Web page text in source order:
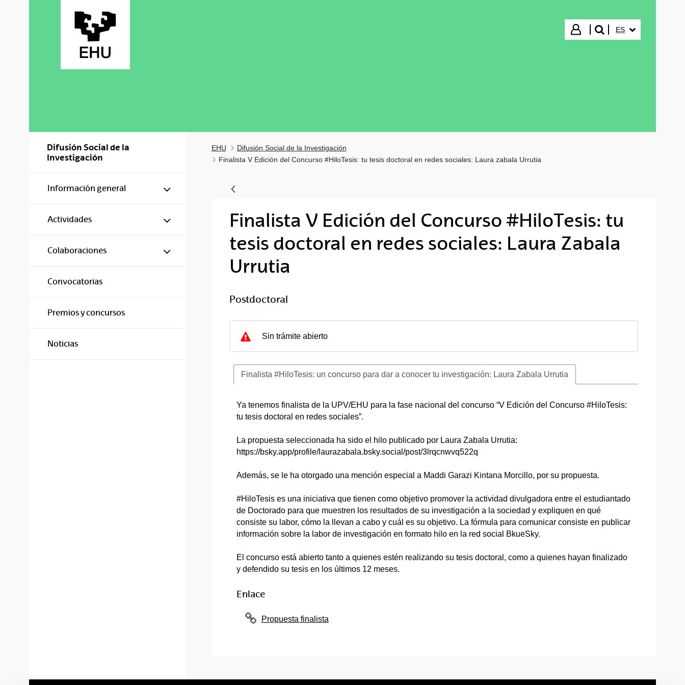
Iniciar sesión
buscar"
ES
Difusión Social de la
Investigación
Información general Mostrar/ocultar subpáginas
Actividades Mostrar/ocultar subpáginas
Colaboraciones Mostrar/ocultar subpáginas
Convocatorias
Premios y concursos
Noticias
EHU
Difusión Social de la Investigación
Finalista V Edición del Concurso #HiloTesis: tu tesis doctoral en redes sociales: Laura zabala Urrutia
Finalista V Edición del Concurso #HiloTesis: tu
tesis doctoral en redes sociales: Laura Zabala
Urrutia
Postdoctoral
Sin trámite abierto
Finalista #HiloTesis: un concurso para dar a conocer tu investigación: Laura Zabala Urrutia
Finalista #HiloTesis: un concurso para dar a conocer tu investigación: Laura
Ya tenemos finalista de la UPV/EHU para la fase nacional del concurso “V Edición del Concurso #HiloTesis:
tu tesis doctoral en redes sociales”.
La propuesta seleccionada ha sido el hilo publicado por Laura Zabala Urrutia:
https://bsky.app/profile/laurazabala.bsky.social/post/3lrqcnwvq522q
Además, se le ha otorgado una mención especial a Maddi Garazi Kintana Morcillo, por su propuesta.
#HiloTesis es una iniciativa que tienen como objetivo promover la actividad divulgadora entre el estudiantado
de Doctorado para que muestren los resultados de su investigación a la sociedad y expliquen en qué
consiste su labor, cómo la llevan a cabo y cuál es su objetivo. La fórmula para comunicar consiste en publicar
información sobre la labor de investigación en formato hilo en la red social BkueSky.
El concurso está abierto tanto a quienes estén realizando su tesis doctoral, como a quienes hayan finalizado
y defendido su tesis en los últimos 12 meses.
Enlace
Propuesta finalista